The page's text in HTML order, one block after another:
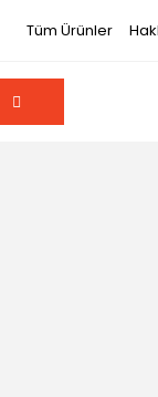
Tüm Ürünler